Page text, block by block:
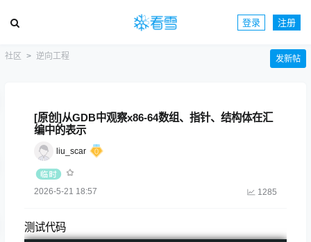
登录 注册
社区 逆向工程 发新帖
[原创]从GDB中观察x86-64数组、指针、结构体在汇
编中的表示
liu_scar
2026-5-21 18:57 1285
测试代码